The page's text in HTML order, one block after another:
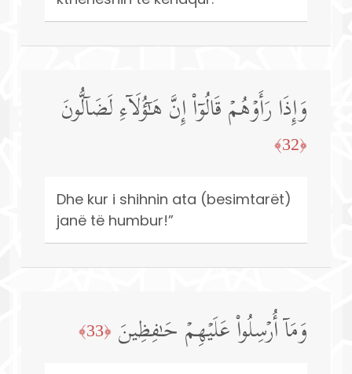
وَإِذَا رَأَوۡهُمۡ قَالُوۤا۟ إِنَّ هَـٰۤؤُلَاۤءِ لَضَاۤلُّونَ
﴿32﴾
Dhe kur i shihnin ata (besimtarët)
janë të humbur!”
وَمَاۤ أُرۡسِلُوا۟ عَلَیۡهِمۡ حَـٰفِظِینَ ﴿33﴾